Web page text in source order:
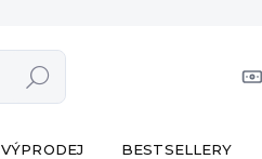
Hledat
VÝPRODEJ BESTSELLERY